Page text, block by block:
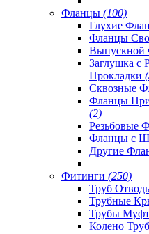
Фланцы (100)
Глухие
Фланцы
Выпускной
Заглушка с
Прокладки
Сквозные
Фланцы
(2)
Резьбовые
Фланцы с
Другие
Фитинги (250)
Труб
Трубные
Трубы
Колено